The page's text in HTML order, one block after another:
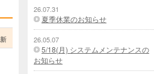
26.07.31
夏季休業のお知らせ
26.05.07
5/18(月) システムメンテナンスの
お知らせ